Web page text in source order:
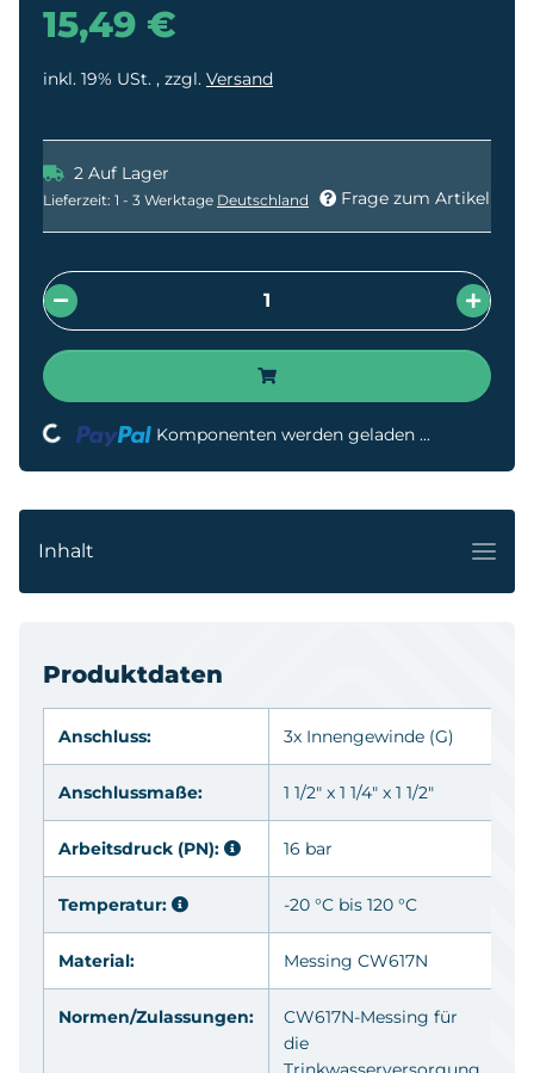
15,49 €
inkl. 19% USt. , zzgl. Versand
2 Auf Lager
Lieferzeit: 1 - 3 Werktage Deutschland Frage zum Artikel
Loading... Komponenten werden geladen ...
Inhalt
Produktdaten
Anschluss: 3x Innengewinde (G)
Anschlussmaße: 1 1/2" x 1 1/4" x 1 1/2"
Arbeitsdruck (PN): 16 bar
Temperatur: -20 °C bis 120 °C
Material: Messing CW617N
Normen/Zulassungen:
CW617N-Messing für
die